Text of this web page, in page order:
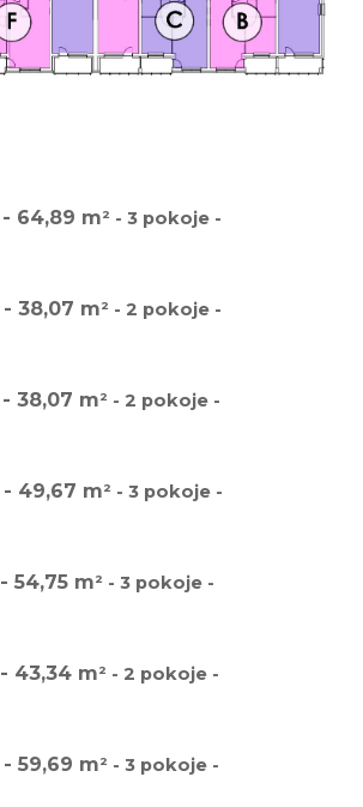
- 64,89 m² - 3 pokoje -
- 38,07 m² - 2 pokoje -
- 38,07 m² - 2 pokoje -
- 49,67 m² - 3 pokoje -
- 54,75 m² - 3 pokoje -
- 43,34 m² - 2 pokoje -
- 59,69 m² - 3 pokoje -